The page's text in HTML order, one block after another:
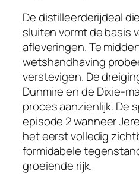
De distilleerderijdeal
sluiten vormt de basis
afleveringen. Te
wetshandhaving
verstevigen. De
Dunmire en de Dixie-
proces aanzienlijk. De
episode 2 wanneer
het eerst volledig
formidabele
groeiende rijk.